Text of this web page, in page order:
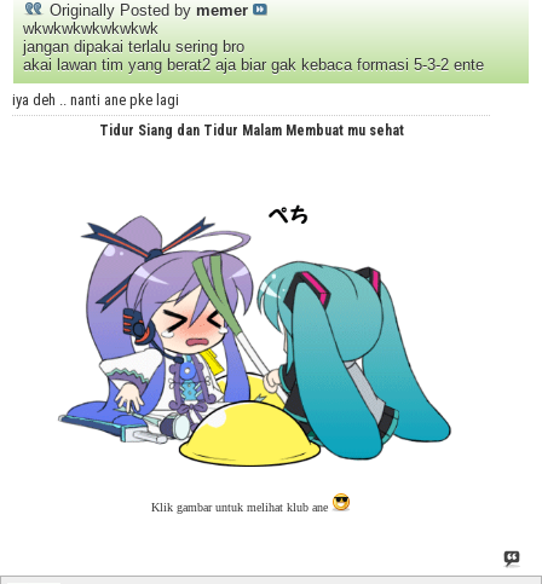
Originally Posted by memer
wkwkwkwkwkwkwk
jangan dipakai terlalu sering bro
akai lawan tim yang berat2 aja biar gak kebaca formasi 5-3-2 ente
iya deh .. nanti ane pke lagi
Tidur Siang dan Tidur Malam Membuat mu sehat
Klik gambar untuk melihat klub ane